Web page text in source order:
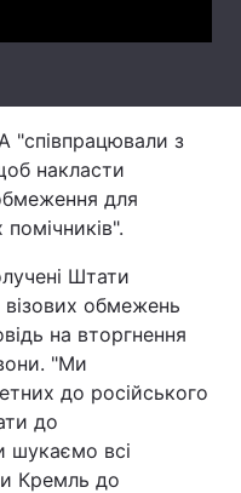
з
накласти
для
помічників".
Штати
обмежень
на вторгнення
"Ми
до російського
до
шукаємо всі
Кремль до